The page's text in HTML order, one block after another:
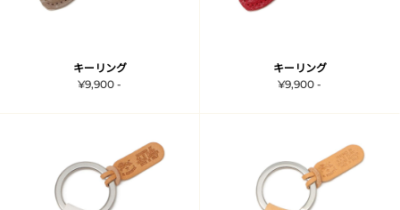
キーリング
¥9,900 -
キーリング
¥9,900 -